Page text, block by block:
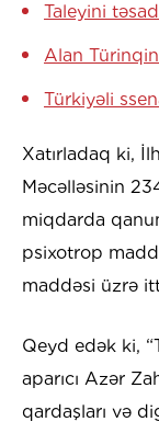
Taleyini
Alan
Türkiyəli
Xatırladaq ki,
Məcəlləsinin
miqdarda
psixotrop
maddəsi üzrə
Qeyd edək ki,
aparıcı Azər
qardaşları və